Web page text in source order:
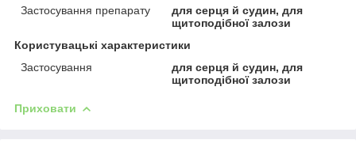
Застосування препарату
для серця й судин, для
щитоподібної залози
Користувацькі характеристики
Застосування
для серця й судин, для
щитоподібної залози
Приховати